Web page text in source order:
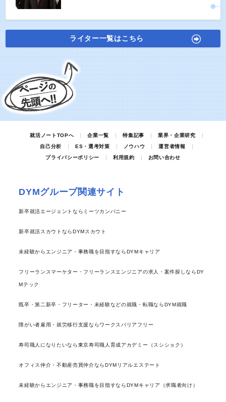
ライター一覧はこちら
就活ノートTOPへ 企業一覧 特集記事
業界・企業研究
自己分析
ES・選考対策 ノウハウ
運営者情報
プライバシーポリシー
利用規約 お問い合わせ
DYMグループ関連サイト
新卒就活エージェントならミーツカンパニー
新卒就活スカウトならDYMスカウト
未経験からエンジニア・事務職を目指すならDYMキャリア
フリーランスマーケター・フリーランスエンジニアの求人・案件探しならDY
Mテック
既卒・第二新卒・フリーター・未経験などの就職・転職ならDYM就職
障がい者雇用・就労移行支援ならワークスバリアフリー
寿司職人になりたいなら東京寿司職人育成アカデミー（スシショク）
オフィス仲介・不動産売買仲介ならDYMリアルエステート
未経験からエンジニア・事務職を目指すならDYMキャリア（求職者向け）